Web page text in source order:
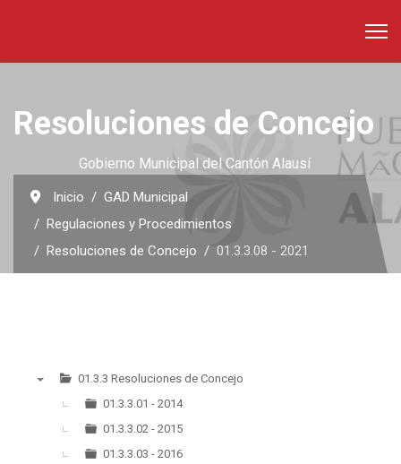
Resoluciones de Concejo
Gobierno Municipal del Cantón Alausí
Inicio
GAD Municipal
Regulaciones y Procedimientos
Resoluciones de Concejo
01.3.3.08 - 2021
01.3.3 Resoluciones de Concejo
01.3.3.01 - 2014
01.3.3.02 - 2015
01.3.3.03 - 2016